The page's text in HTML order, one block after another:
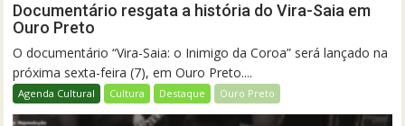
Documentário resgata a história do Vira-Saia em
Ouro Preto
O documentário “Vira-Saia: o Inimigo da Coroa” será lançado na
próxima sexta-feira (7), em Ouro Preto....
Agenda Cultural Cultura Destaque Ouro Preto